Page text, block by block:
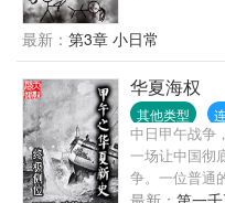
期的反派徒弟
祖传秘籍送你
你挑了个简
找来的秘籍是
了不认识的毒
的任务出现终
知情，看着
了，总算是把
最新： 第3章 小日常
华夏海权
其他类型
中日甲午战争
一场让中国彻
争。一位普通